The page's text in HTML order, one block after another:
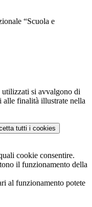
“Scuola e
utilizzati si avvalgono di
alle finalità illustrate nella
tutti i cookies
cookie consentire.
il funzionamento della
al funzionamento potete